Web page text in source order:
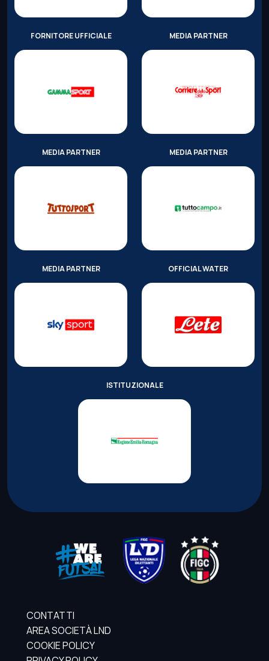
FORNITORE UFFICIALE MEDIA PARTNER
MEDIA PARTNER MEDIA PARTNER
MEDIA PARTNER OFFICIAL WATER
ISTITUZIONALE
CONTATTI
AREA SOCIETÀ LND
COOKIE POLICY